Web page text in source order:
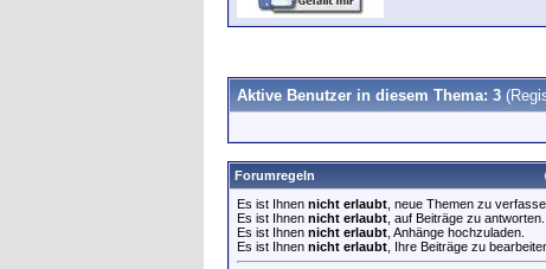
Aktive Benutzer in diesem Thema: 3
Forumregeln
Es ist Ihnen nicht erlaubt , neue Themen zu
Es ist Ihnen nicht erlaubt , auf Beiträge zu antworten.
Es ist Ihnen nicht erlaubt , Anhänge hochzuladen.
Es ist Ihnen nicht erlaubt , Ihre Beiträge zu